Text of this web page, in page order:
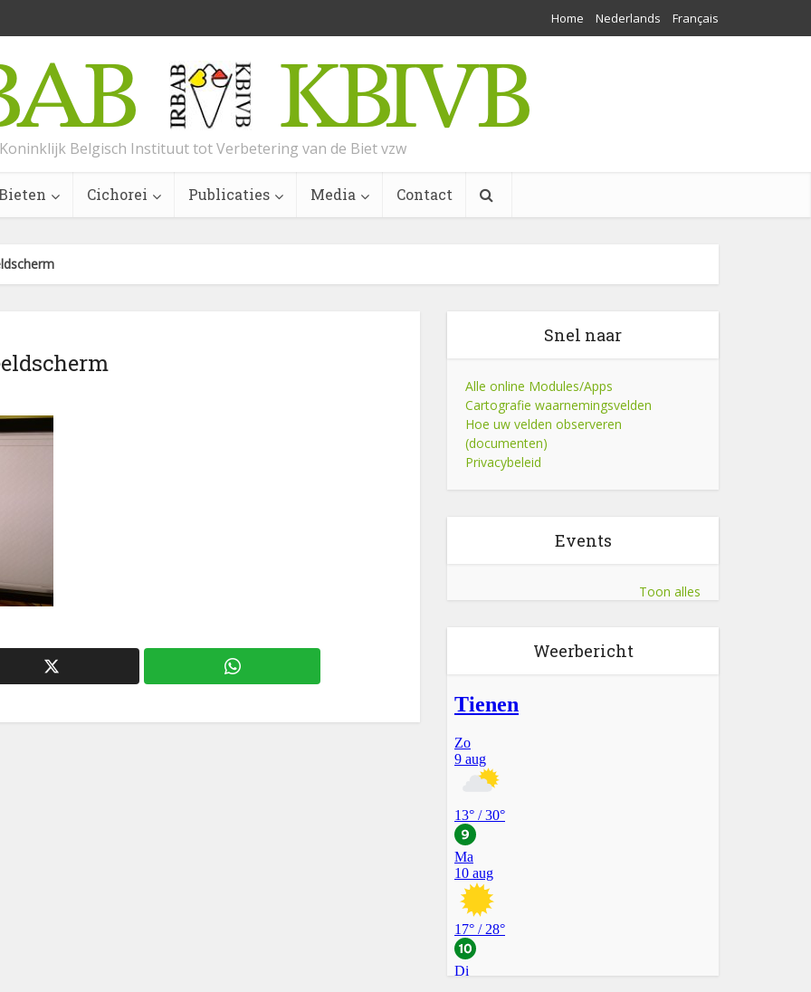
Home Nederlands Français
Koninklijk Belgisch Instituut tot Verbetering van de Biet vzw
Cichorei Publicaties Media Contact
Snel naar
Alle online Modules/Apps
Cartografie waarnemingsvelden
Hoe uw velden observeren
(documenten)
Privacybeleid
Events
Toon alles
Weerbericht